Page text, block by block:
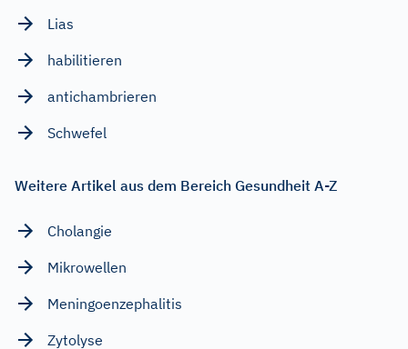
Lias
habilitieren
antichambrieren
Schwefel
Weitere Artikel aus dem Bereich Gesundheit A-Z
Cholangie
Mikrowellen
Meningoenzephalitis
Zytolyse